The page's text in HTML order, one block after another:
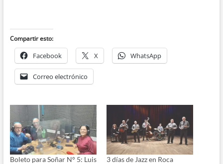
Compartir esto:
Facebook X WhatsApp
Correo electrónico
Boleto para Soñar N° 5: Luis
3 días de Jazz en Roca